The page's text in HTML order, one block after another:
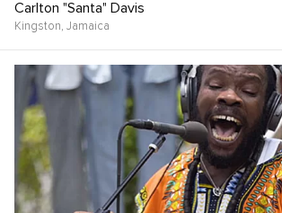
Carlton "Santa" Davis
Kingston, Jamaica